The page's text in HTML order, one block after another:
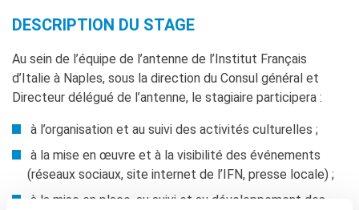
Contacts
Organigramme
Emplois/stages
NOS MÉCÈNES
Le operazioni
DESCRIPTION DU STAGE
Au sein de l’équipe de l’antenne de l’Institut Français
d’Italie à Naples, sous la direction du Consul général et
Directeur délégué de l’antenne, le stagiaire participera :
à l’organisation et au suivi des activités culturelles ;
à la mise en œuvre et à la visibilité des événements
(réseaux sociaux, site internet de l’IFN, presse locale) ;
à la mise en place, au suivi et au développement des